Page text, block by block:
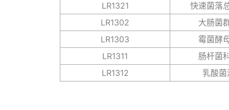
LR1321
快速菌落
LR1302
大肠菌
LR1303
霉菌酵
LR1311
肠杆菌
LR1312
乳酸